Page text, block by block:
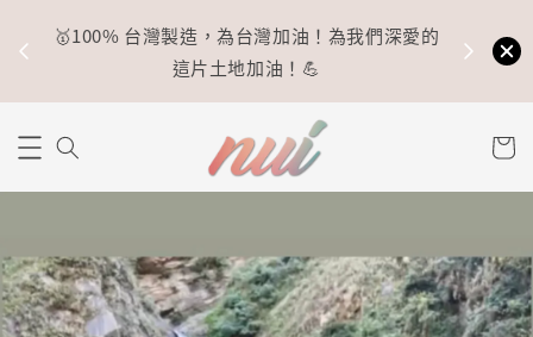
🥇100% 台灣製造，為台灣加油！為我們深愛的
這片土地加油！💪